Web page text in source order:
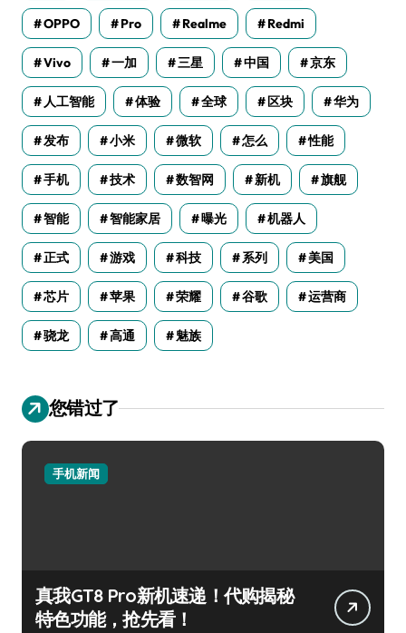
OPPO Pro Realme Redmi
Vivo 一加 三星 中国 京东
人工智能 体验 全球 区块 华为
发布 小米 微软 怎么 性能
手机 技术 数智网 新机 旗舰
智能 智能家居 曝光 机器人
正式 游戏 科技 系列 美国
芯片 苹果 荣耀 谷歌 运营商
骁龙 高通 魅族
您错过了
手机新闻
真我GT8 Pro新机速递！代购揭秘
特色功能，抢先看！